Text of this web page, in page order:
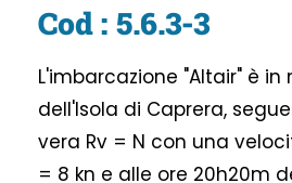
Cod : 5.6.3-3
L'imbarcazione "Altair" è in
dell'Isola di Caprera,
vera Rv = N con una
= 8 kn e alle ore 20h20m